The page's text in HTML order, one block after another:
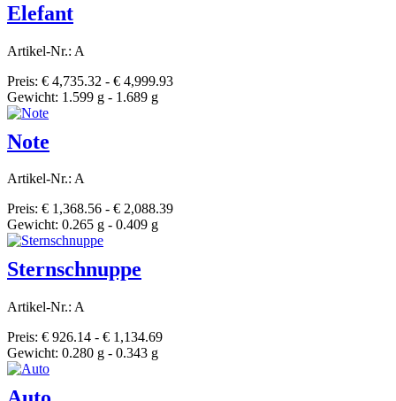
Elefant
Artikel-Nr.: A
Preis: € 4,735.32 - € 4,999.93
Gewicht: 1.599 g - 1.689 g
Note
Artikel-Nr.: A
Preis: € 1,368.56 - € 2,088.39
Gewicht: 0.265 g - 0.409 g
Sternschnuppe
Artikel-Nr.: A
Preis: € 926.14 - € 1,134.69
Gewicht: 0.280 g - 0.343 g